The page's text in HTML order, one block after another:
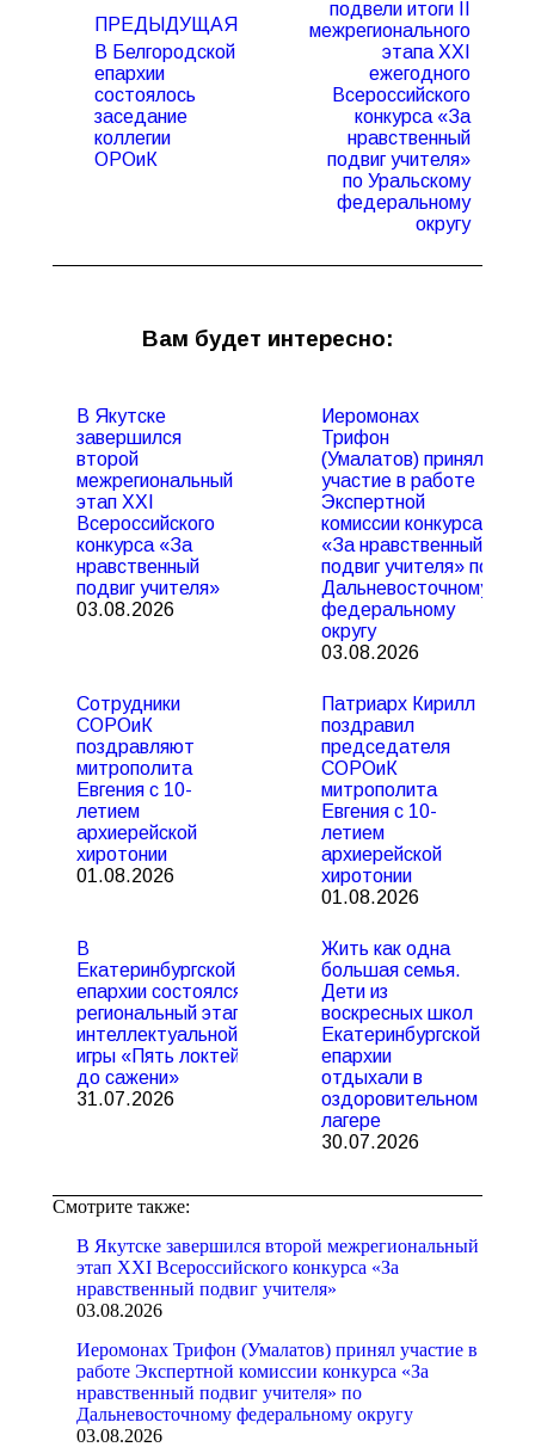
ПРЕДЫДУЩАЯ
Предыдущая
запись:
В Белгородской
епархии
состоялось
заседание
коллегии
ОРОиК
Следующая
запись:
подвели итоги II
межрегионального
этапа XXI
ежегодного
Всероссийского
конкурса «За
нравственный
подвиг учителя»
по Уральскому
федеральному
округу
Вам будет интересно:
В Якутске
завершился
второй
межрегиональный
этап XXI
Всероссийского
конкурса «За
нравственный
подвиг учителя»
03.08.2026
Иеромонах
Трифон
(Умалатов) принял
участие в работе
Экспертной
комиссии конкурса
«За нравственный
подвиг учителя» по
Дальневосточному
федеральному
округу
03.08.2026
Сотрудники
СОРОиК
поздравляют
митрополита
Евгения с 10-
летием
архиерейской
хиротонии
01.08.2026
Патриарх Кирилл
поздравил
председателя
СОРОиК
митрополита
Евгения с 10-
летием
архиерейской
хиротонии
01.08.2026
В
Екатеринбургской
епархии состоялся
региональный этап
интеллектуальной
игры «Пять локтей
до сажени»
31.07.2026
Жить как одна
большая семья.
Дети из
воскресных школ
Екатеринбургской
епархии
отдыхали в
оздоровительном
лагере
30.07.2026
Смотрите также:
В Якутске завершился второй межрегиональный
этап XXI Всероссийского конкурса «За
нравственный подвиг учителя»
03.08.2026
Иеромонах Трифон (Умалатов) принял участие в
работе Экспертной комиссии конкурса «За
нравственный подвиг учителя» по
Дальневосточному федеральному округу
03.08.2026